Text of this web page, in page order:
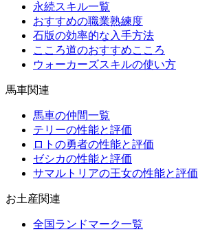
永続スキル一覧
おすすめの職業熟練度
石版の効率的な入手方法
こころ道のおすすめこころ
ウォーカーズスキルの使い方
馬車関連
馬車の仲間一覧
テリーの性能と評価
ロトの勇者の性能と評価
ゼシカの性能と評価
サマルトリアの王女の性能と評価
お土産関連
全国ランドマーク一覧